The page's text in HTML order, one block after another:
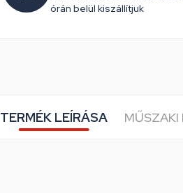
órán belül kiszállítjuk
TERMÉK LEÍRÁSA MŰSZAKI